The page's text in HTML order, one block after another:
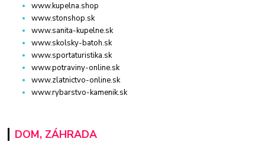
www.kupelna.shop
www.stonshop.sk
www.sanita-kupelne.sk
www.skolsky-batoh.sk
www.sportaturistika.sk
www.potraviny-online.sk
www.zlatnictvo-online.sk
www.rybarstvo-kamenik.sk
DOM, ZÁHRADA